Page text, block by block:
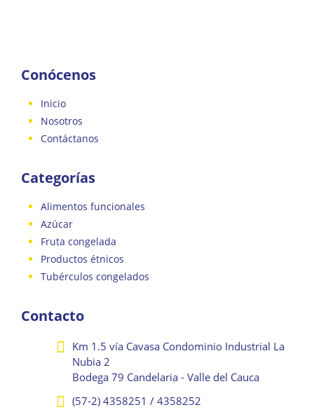
Conócenos
Inicio
Nosotros
Contáctanos
Categorías
Alimentos funcionales
Azúcar
Fruta congelada
Productos étnicos
Tubérculos congelados
Contacto
Km 1.5 vía Cavasa Condominio Industrial La
Nubia 2
Bodega 79 Candelaria - Valle del Cauca
(57-2) 4358251 / 4358252